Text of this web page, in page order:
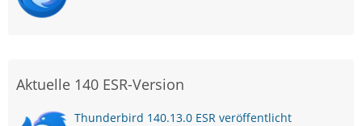
Aktuelle 140 ESR-Version
Thunderbird 140.13.0 ESR veröffentlicht